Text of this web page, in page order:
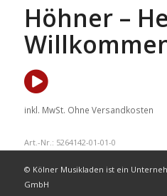
Höhner –
inkl. MwSt. Ohne Versandkosten
Art.-Nr.: 5264142-01-01-0
© Kölner Musikladen ist ein
GmbH